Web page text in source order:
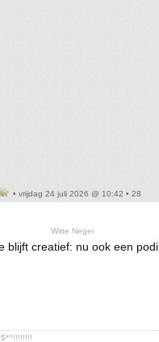
• vrijdag 24 juli 2026 @ 10:42 • 28
Witte Neger
blijft creatief: nu ook een